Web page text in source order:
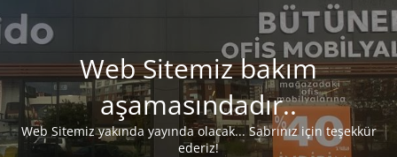
Web Sitemiz bakım
aşamasındadır..
Web Sitemiz yakında yayında olacak... Sabrınız için teşekkür
ederiz!